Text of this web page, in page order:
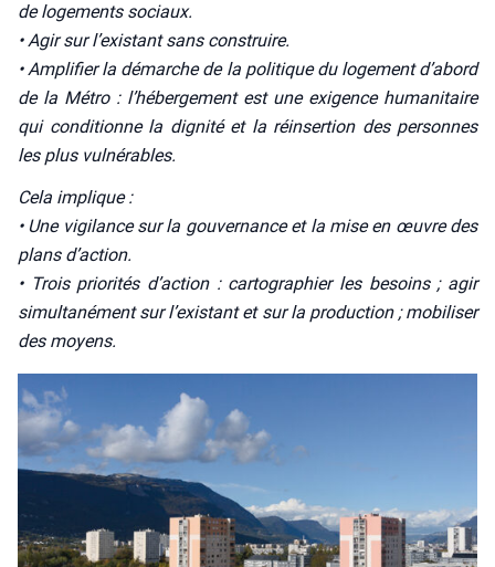
de loge­ments sociaux.
• Agir sur l’existant sans construire.
• Ampli­fier la démarche de la poli­tique du loge­ment d’abord
de la Métro : l’hébergement est une exi­gence huma­ni­taire
qui condi­tionne la digni­té et la réin­ser­tion des per­sonnes
les plus vul­né­rables.
Cela implique :
• Une vigi­lance sur la gou­ver­nance et la mise en œuvre des
plans d’action.
• Trois prio­ri­tés d’action : car­to­gra­phier les besoins ; agir
simul­ta­né­ment sur l’existant et sur la pro­duc­tion ; mobi­li­ser
des moyens.